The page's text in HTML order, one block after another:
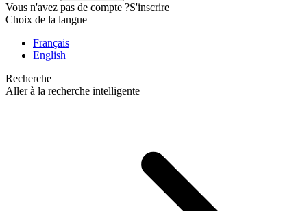
Vous n'avez pas de compte ?S'inscrire
Choix de la langue
Français
English
Recherche
Aller à la recherche intelligente